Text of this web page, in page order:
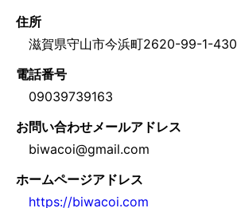
住所
滋賀県守山市今浜町2620-99-1-430
電話番号
09039739163
お問い合わせメールアドレス
biwacoi@gmail.com
ホームページアドレス
https://biwacoi.com